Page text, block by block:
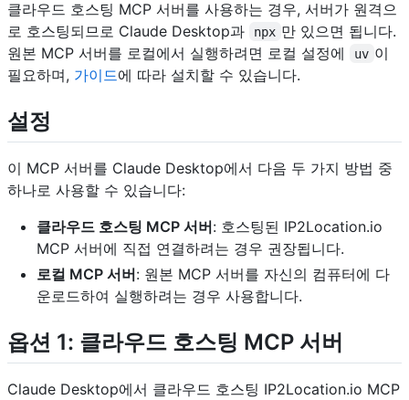
클라우드 호스팅 MCP 서버를 사용하는 경우, 서버가 원격으
로 호스팅되므로 Claude Desktop과
npx 만 있으면 됩니다.
원본 MCP 서버를 로컬에서 실행하려면 로컬 설정에
uv 이
필요하며, 가이드에 따라 설치할 수 있습니다.
설정
이 MCP 서버를 Claude Desktop에서 다음 두 가지 방법 중
하나로 사용할 수 있습니다:
클라우드 호스팅 MCP 서버: 호스팅된 IP2Location.io
MCP 서버에 직접 연결하려는 경우 권장됩니다.
로컬 MCP 서버: 원본 MCP 서버를 자신의 컴퓨터에 다
운로드하여 실행하려는 경우 사용합니다.
옵션 1: 클라우드 호스팅 MCP 서버
Claude Desktop에서 클라우드 호스팅 IP2Location.io MCP